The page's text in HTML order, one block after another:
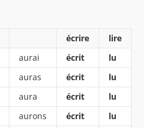
écrire
lire
aurai écrit
lu
auras écrit
lu
aura écrit
lu
aurons écrit
lu